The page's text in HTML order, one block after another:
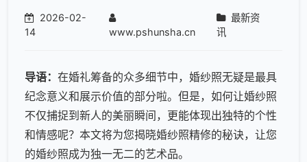
2026-02-
14
www.pshunsha.cn
最新资
讯
导语： 在婚礼筹备的众多细节中，婚纱照无疑是最具
纪念意义和展示价值的部分啦。但是，如何让婚纱照
不仅捕捉到新人的美丽瞬间，更能体现出独特的个性
和情感呢？本文将为您揭晓婚纱照精修的秘诀，让您
的婚纱照成为独一无二的艺术品。